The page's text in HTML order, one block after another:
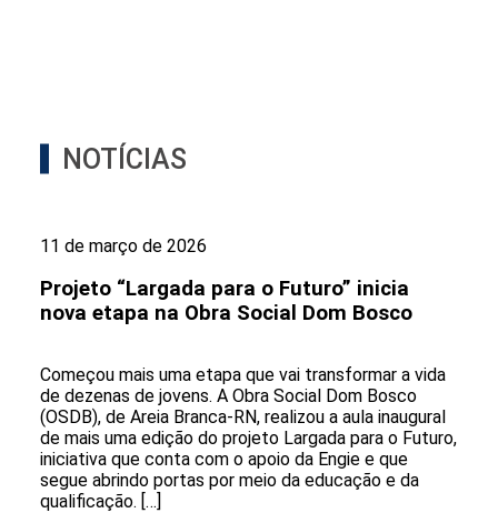
NOTÍCIAS
11 de março de 2026
Projeto “Largada para o Futuro” inicia
nova etapa na Obra Social Dom Bosco
Começou mais uma etapa que vai transformar a vida
de dezenas de jovens. A Obra Social Dom Bosco
(OSDB), de Areia Branca-RN, realizou a aula inaugural
de mais uma edição do projeto Largada para o Futuro,
iniciativa que conta com o apoio da Engie e que
segue abrindo portas por meio da educação e da
qualificação. […]